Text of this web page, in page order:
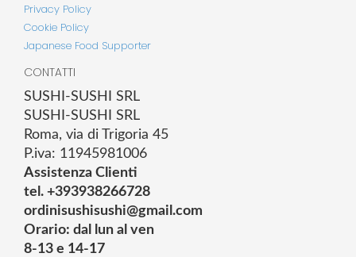
Privacy Policy
Cookie Policy
Japanese Food Supporter
CONTATTI
SUSHI-SUSHI SRL
SUSHI-SUSHI SRL
Roma, via di Trigoria 45
P.iva: 11945981006
Assistenza Clienti
tel. +393938266728
ordinisushisushi@gmail.com
Orario: dal lun al ven
8-13 e 14-17